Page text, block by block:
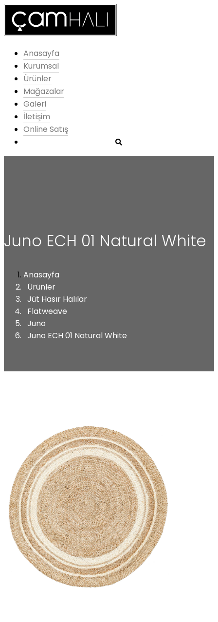
Anasayfa
Kurumsal
Ürünler
Mağazalar
Galeri
İletişim
Online Satış
Juno ECH 01 Natural White
Anasayfa
Ürünler
Jüt Hasır Halılar
Flatweave
Juno
Juno ECH 01 Natural White